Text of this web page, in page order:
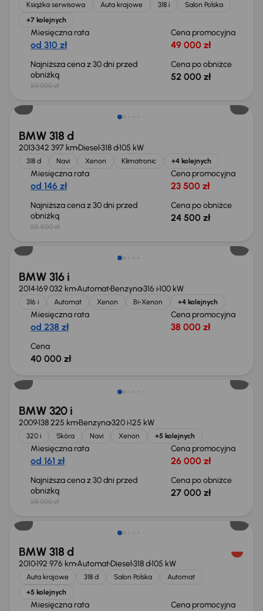
Książka serwisowa Auta krajowe 318 i
Salon Polska
+7 kolejnych
Miesięczna rata
od 310 zł
Cena promocyjna
49 000 zł
Najniższa cena z 30 dni przed
obniżką
53 000 zł
Cena po obniżce
52 000 zł
Taniej o 1 000 zł
BMW 318 d
2013342 397 kmDiesel318 d105 kW
318 d Navi Xenon Klimatronic +4 kolejnych
Miesięczna rata
od 146 zł
Cena promocyjna
23 500 zł
Najniższa cena z 30 dni przed
obniżką
25 500 zł
Cena po obniżce
24 500 zł
BMW 316 i
2014169 032 kmAutomatBenzyna316 i100 kW
316 i Automat Xenon Bi-Xenon +4 kolejnych
Miesięczna rata
od 238 zł
Cena promocyjna
38 000 zł
Cena
40 000 zł
BMW 320 i
2009138 225 kmBenzyna320 i125 kW
320 i Skóra Navi Xenon +5 kolejnych
Miesięczna rata
od 161 zł
Cena promocyjna
26 000 zł
Najniższa cena z 30 dni przed
obniżką
28 000 zł
Cena po obniżce
27 000 zł
Świeżo skupione
BMW 318 d
2010192 976 kmAutomatDiesel318 d105 kW
Auta krajowe 318 d Salon Polska
Automat
+5 kolejnych
Miesięczna rata Cena promocyjna